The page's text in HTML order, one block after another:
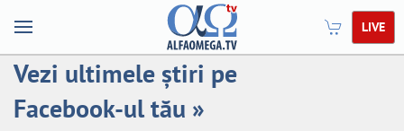
LIVE
Vezi ultimele știri pe
Facebook-ul tău »